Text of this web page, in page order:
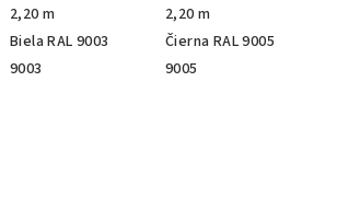
2,20 m
2,20 m
Biela RAL 9003
Čierna RAL 9005
9003 9005